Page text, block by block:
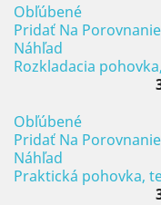
Obľúbené
Pridať Na Porovnanie
Náhľad
Rozkladacia
Obľúbené
Pridať Na Porovnanie
Náhľad
Praktická pohovka,